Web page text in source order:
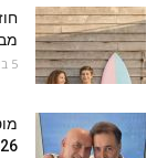
5 באוגוסט 2026